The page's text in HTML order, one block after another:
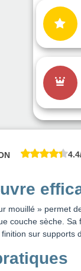
mouillé » permet
couche sèche. Sa
sur supports